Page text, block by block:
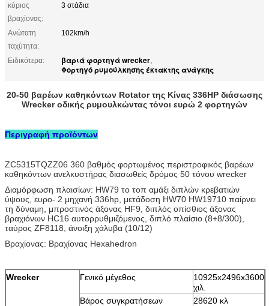
κύριος
βραχίονας:
3 στάδια
Ανώτατη
ταχύτητα:
102km/h
Ειδικότερα: βαριά φορτηγά wrecker,
Φορτηγό ρυμούλκησης έκτακτης ανάγκης
20-50 βαρέων καθηκόντων Rotator της Κίνας 336HP διάσωσης
Wrecker οδικής ρυμουλκώντας τόνοι ευρώ 2 φορτηγών
Περιγραφή προϊόντων
ZC5315TQZZ06 360 βαθμός φορτωμένος περιστροφικός βαρέων
καθηκόντων ανελκυστήρας διασωθείς δρόμος 50 τόνου wrecker
Διαμόρφωση πλαισίων: HW79 το τοπ αμάξι διπλών κρεβατιών
ύψους, ευρο- 2 μηχανή 336hp, μετάδοση HW70 HW19710 παίρνει
τη δύναμη, μπροστινός άξονας HF9, διπλός οπίσθιος άξονας
βραχιόνων HC16 αυτορρυθμιζόμενος, διπλό πλαίσιο (8+8/300),
ταύρος ZF8118, άνοιξη χάλυβα (10/12)
Βραχίονας: Βραχίονας Hexahedron
Wrecker Γενικό μέγεθος
10925x2496x3600
χιλ.
Βάρος συγκρατήσεων
28620 κλ